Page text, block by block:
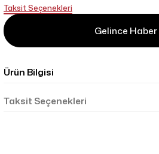
Taksit Seçenekleri
Gelince Haber
Ürün Bilgisi
Taksit Seçenekleri